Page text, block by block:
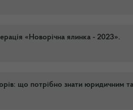
«Новорічна ялинка - 2023».
що потрібно знати юридичним